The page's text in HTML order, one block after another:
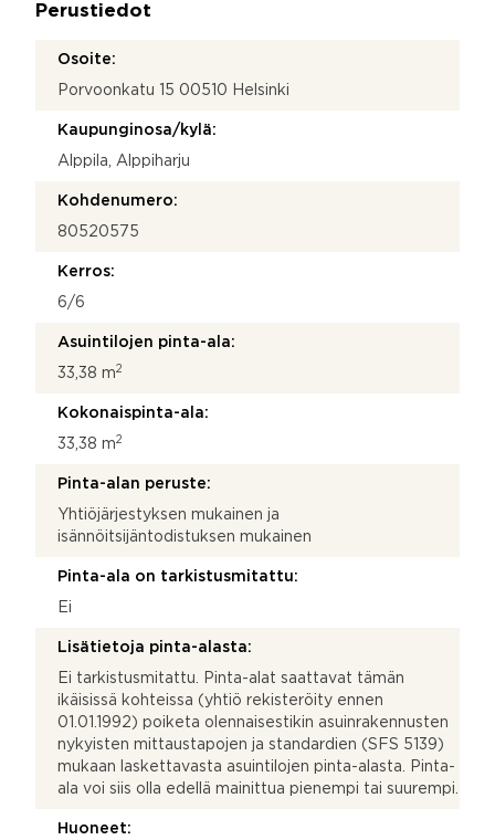
*
k
s
i
Perustiedot
Osoite:
Porvoonkatu 15 00510 Helsinki
Kaupunginosa/kylä:
Alppila, Alppiharju
Kohdenumero:
80520575
Kerros:
6/6
Asuintilojen pinta-ala:
33,38 m2
Kokonaispinta-ala:
33,38 m2
Pinta-alan peruste:
Yhtiöjärjestyksen mukainen ja
isännöitsijäntodistuksen mukainen
Pinta-ala on tarkistusmitattu:
Ei
Lisätietoja pinta-alasta:
Ei tarkistusmitattu. Pinta-alat saattavat tämän
ikäisissä kohteissa (yhtiö rekisteröity ennen
01.01.1992) poiketa olennaisestikin asuinrakennusten
nykyisten mittaustapojen ja standardien (SFS 5139)
mukaan laskettavasta asuintilojen pinta-alasta. Pinta-
ala voi siis olla edellä mainittua pienempi tai suurempi.
Huoneet: